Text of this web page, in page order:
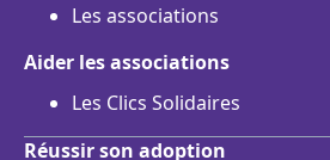
Les associations
Aider les associations
Les Clics Solidaires
Réussir son adoption